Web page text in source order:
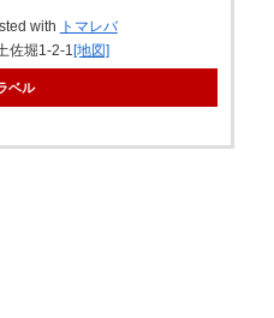
with トマレバ
佐堀1-2-1[地図]
ベル